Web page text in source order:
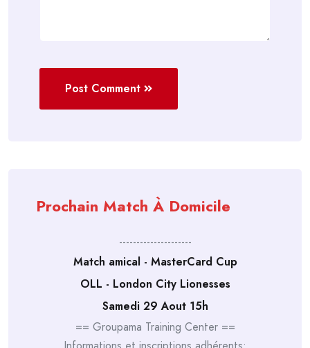
Post Comment
Prochain Match À Domicile
---------------------
Match amical - MasterCard Cup
OLL - London City Lionesses
Samedi 29 Aout 15h
== Groupama Training Center ==